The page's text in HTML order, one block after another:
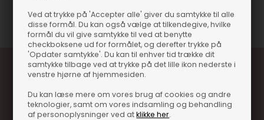
Ved at trykke på 'Accepter alle' giver du samtykke til alle
disse formål. Du kan også vælge at tilkendegive, hvilke
formål du vil give samtykke til ved at benytte
checkboksene ud for formålet, og derefter trykke på
'Opdater samtykke'. Du kan til enhver tid trække dit
samtykke tilbage ved at trykke på det lille ikon nederste i
venstre hjørne af hjemmesiden.
Du kan læse mere om vores brug af cookies og andre
teknologier, samt om vores indsamling og behandling
af personoplysninger ved atklikke her.
Varenummer 37114-1122-SP